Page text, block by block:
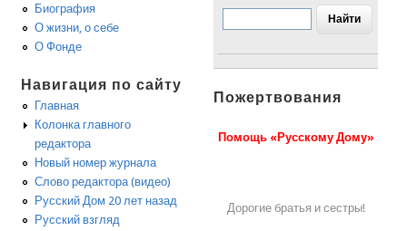
Биография
О жизни, о себе
О Фонде
Навигация по сайту
Главная
Колонка главного
редактора
Новый номер журнала
Слово редактора (видео)
Русский Дом 20 лет назад
Русский взгляд
Пожертвования
Помощь «Русскому Дому»
Дорогие братья и сестры!